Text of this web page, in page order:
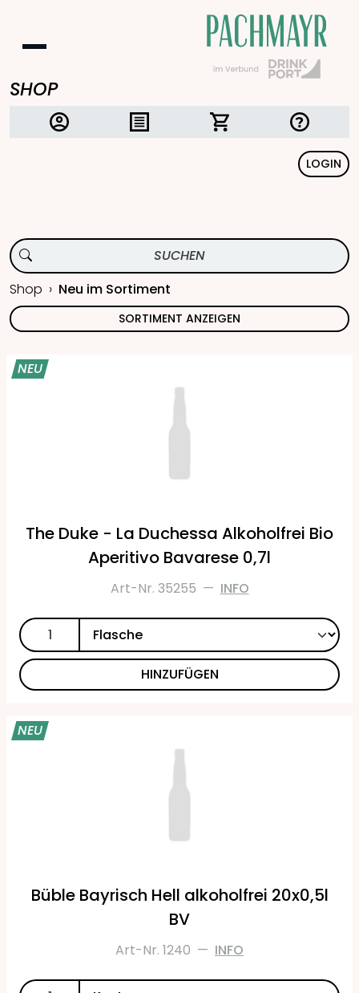
SHOP
LOGIN
Shop Neu im Sortiment
SORTIMENT ANZEIGEN
NEU
The Duke - La Duchessa Alkoholfrei Bio
Aperitivo Bavarese 0,7l
Art-Nr. 35255 — INFO
HINZUFÜGEN
NEU
Büble Bayrisch Hell alkoholfrei 20x0,5l
BV
Art-Nr. 1240 — INFO